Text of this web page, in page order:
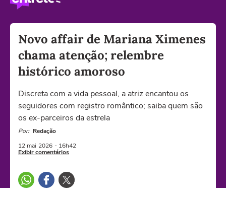
Novo affair de Mariana Ximenes
chama atenção; relembre
histórico amoroso
Discreta com a vida pessoal, a atriz encantou os
seguidores com registro romântico; saiba quem são
os ex-parceiros da estrela
Por: Redação
12 mai 2026 - 16h42
Exibir comentários